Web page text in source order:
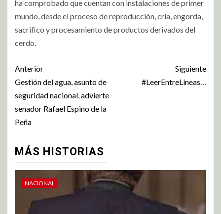
ha comprobado que cuentan con instalaciones de primer
mundo, desde el proceso de reproducción, cría, engorda,
sacrifico y procesamiento de productos derivados del
cerdo.
Anterior
Gestión del agua, asunto de
seguridad nacional, advierte
senador Rafael Espino de la
Peña
Siguiente
#LeerEntreLíneas…
MÁS HISTORIAS
NACIONAL